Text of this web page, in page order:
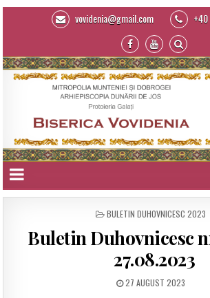
vovidenia@gmail.com
POSTED
BULETIN DUHOVNICESC 2023
Buletin Duhovnicesc
27.08.2023
27 AUGUST 2023